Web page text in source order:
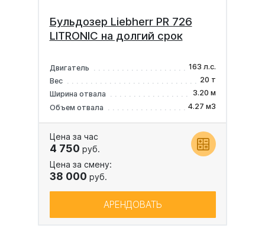
Бульдозер Liebherr PR 726
LITRONIC на долгий срок
Двигатель
163 л.с.
Вес
20 т
Ширина отвала
3.20 м
Объем отвала
4.27 м3
Цена за час
4 750 руб.
Цена за смену:
38 000 руб.
АРЕНДОВАТЬ